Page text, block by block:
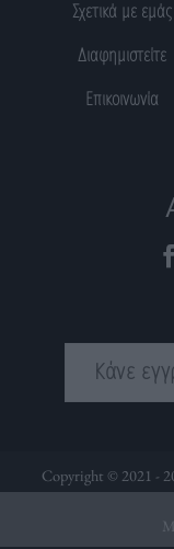
Σχετικά με εμάς
Διαφημιστείτε
Επικοινωνία
Κάνε
Copyright © 2021